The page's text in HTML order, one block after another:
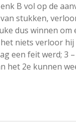
B vol op de
stukken,
dus winnen
niets verloor
een feit werd; 3 –
het 2e kunnen